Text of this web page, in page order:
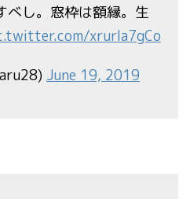
べし。窓枠は額縁。生
xrurIa7gCo
June 19, 2019